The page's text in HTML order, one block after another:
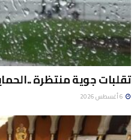
تقلبات جوية منتظرة